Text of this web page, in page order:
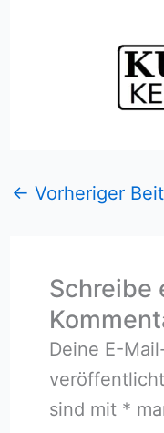
← Vorheriger
Schreibe
Deine E-
sind mit *